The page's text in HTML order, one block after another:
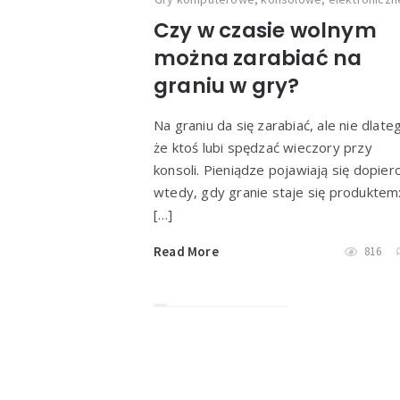
Czy w czasie wolnym
można zarabiać na
graniu w gry?
Na graniu da się zarabiać, ale nie
że ktoś lubi spędzać wieczory przy
konsoli. Pieniądze pojawiają się
wtedy, gdy granie staje się produktem:
[…]
Read More 816